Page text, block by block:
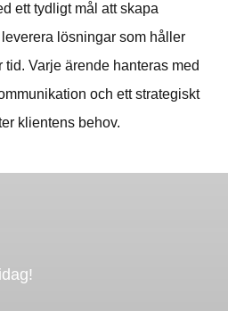
ett tydligt mål att skapa
lösningar som håller
Varje ärende hanteras med
och ett strategiskt
klientens behov.